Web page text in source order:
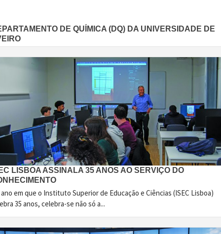
DE QUÍMICA (DQ) DA UNIVERSIDADE DE
LISBOA ASSINALA 35 ANOS AO SERVIÇO DO
em que o Instituto Superior de Educação e Ciências (ISEC Lisboa)
35 anos, celebra-se não só a...